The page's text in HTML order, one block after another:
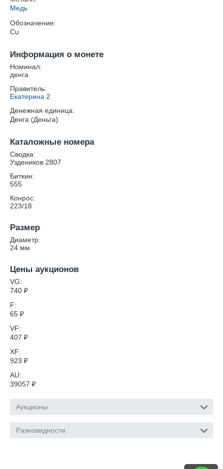
Медь
Обозначение:
Cu
Информация о монете
Номинал:
денга
Правитель:
Екатерина 2
Денежная единица:
Денга (Деньга)
Каталожные номера
Сводка:
Уздеников 2807
Биткин:
555
Конрос:
223/18
Размер
Диаметр:
24 мм
Цены аукционов
VG:
740 ₽
F:
65 ₽
VF:
407 ₽
XF:
923 ₽
AU:
39057 ₽
Аукционы
Разновидности